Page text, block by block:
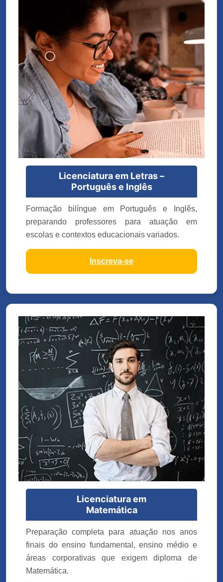
Licenciatura em Letras –
Português e Inglês
Formação bilíngue em Português e Inglês,
preparando professores para atuação em
escolas e contextos educacionais variados.
Inscreva-se
Licenciatura em
Matemática
Preparação completa para atuação nos anos
finais do ensino fundamental, ensino médio e
áreas corporativas que exigem diploma de
Matemática.